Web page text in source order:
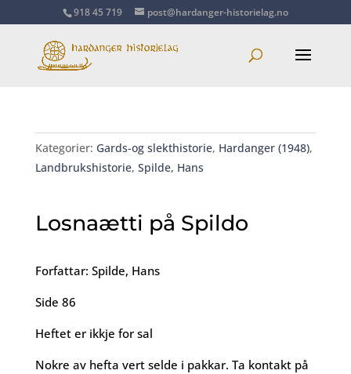
918 45 719 post@hardanger-historielag.no
Kategorier: Gards-og slekthistorie, Hardanger (1948),
Landbrukshistorie, Spilde, Hans
Losnaætti på Spildo
Forfattar: Spilde, Hans
Side 86
Heftet er ikkje for sal
Nokre av hefta vert selde i pakkar. Ta kontakt på